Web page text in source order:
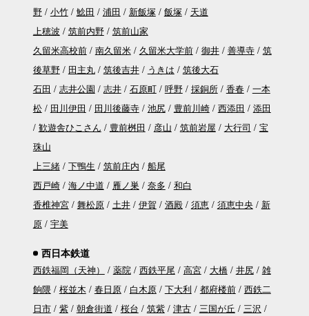
野
小竹 鯰田 浦田 新飯塚 飯塚
天道
上穂波
筑前内野
筑前山家
久留米高校前
南久留米 久留米大学前 御井 善導寺
筑
後草野
田主丸 筑後吉井 うきは
筑後大石
石田
志井公園 志井 石原町 呼野 採銅所 香春
一本
松
田川伊田 田川後藤寺 池尻 豊前川崎 西添田
添田
歓遊舎ひこさん
豊前桝田 彦山 筑前岩屋 大行司
宝
珠山
上三緒
下鴨生 筑前庄内
船尾
西戸崎
海ノ中道 雁ノ巣 奈多
和白
香椎神宮
舞松原 土井 伊賀 酒殿 須恵 須恵中央
新
原
宇美
西日本鉄道
西鉄福岡（天神） 薬院 西鉄平尾 高宮 大橋 井尻
雑
餉隈
桜並木 春日原 白木原 下大利 都府楼前
西鉄二
日市
紫 朝倉街道 桜台 筑紫 津古 三国が丘
三沢